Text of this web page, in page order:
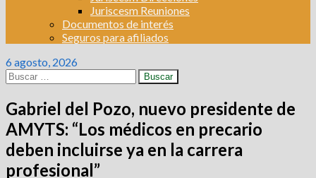
Juriscesm Reuniones
Documentos de interés
Seguros para afiliados
6 agosto, 2026
Buscar:
Gabriel del Pozo, nuevo presidente de
AMYTS: “Los médicos en precario
deben incluirse ya en la carrera
profesional”